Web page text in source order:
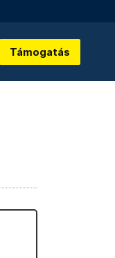
Támogatás